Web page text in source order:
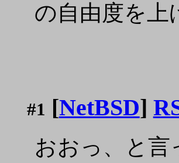
の自由度を上
#1 [NetBSD]
おおっ、と